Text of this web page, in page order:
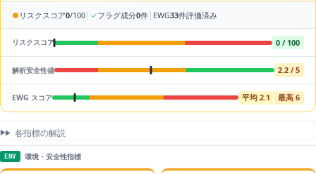
● リスクスコア0/100 | ✓フラグ成分0件 | EWG33件評価済み
リスクスコア 0 / 100
解析安全性値 2.2 / 5
EWG スコア 平均 2.1 最高 6
各指標の解説
ENV 環境・安全性指標